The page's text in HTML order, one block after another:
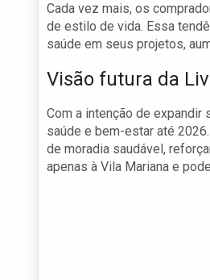
Cada vez mais, os
de estilo de vida. Essa
saúde em seus projetos,
Visão futura da
Com a intenção de
saúde e bem-estar até
de moradia saudável,
apenas à Vila Mariana e